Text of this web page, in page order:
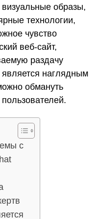
образы,
технологии,
чувство
веб-сайт,
раздачу
наглядным
обмануть
с